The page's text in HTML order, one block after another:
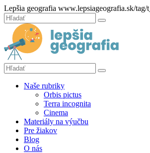
Hore
Lepšia geografia www.lepsiageografia.sk/tag/
Zatvoriť
Hľadať:
Hľadať
Hľadať:
Hľadať
Naše rubriky
Orbis pictus
Terra incognita
Cinema
Materiály na výučbu
Pre žiakov
Blog
O nás